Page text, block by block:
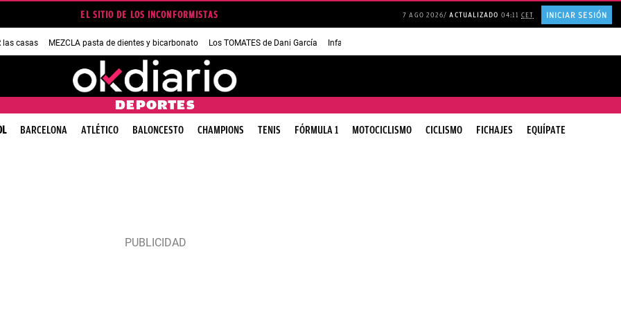
EL SITIO DE LOS INCONFORMISTAS 7 AGO 2026 ACTUALIZADO 04:11CET INICIAR SESIÓN
las casas MEZCLA pasta de dientes y bicarbonato Los TOMATES de Dani García Infancia AMANCIO ORTEGA
DEPORTES
BARCELONA ATLÉTICO BALONCESTO CHAMPIONS TENIS FÓRMULA 1 MOTOCICLISMO CICLISMO FICHAJES EQUÍPATE